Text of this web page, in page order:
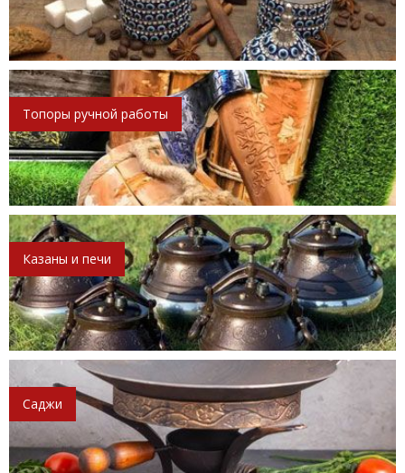
Топоры ручной работы
Казаны и печи
Саджи